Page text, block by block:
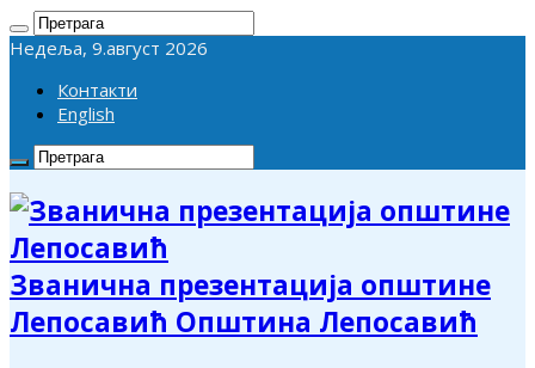
Недеља, 9.август 2026
Контакти
English
Званична презентација општине
Лепосавић Општина Лепосавић